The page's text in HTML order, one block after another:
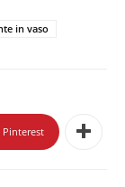
in vaso
Pinterest